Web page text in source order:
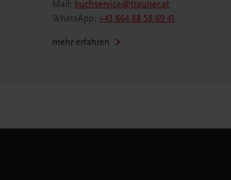
Mail: buchservice@trauner.at
WhatsApp:+43 664 88 58 69 41
mehr erfahren